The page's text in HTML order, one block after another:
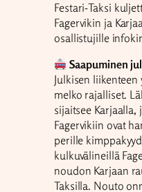
Festari-Taksi
Fagervikin ja
osallistujille
Saapuminen
Julkisen
melko rajalliset.
sijaitsee Karjaalla,
Fagervikiin ovat
perille
kulkuvälineillä
noudon Karjaan
Taksilla. Nouto